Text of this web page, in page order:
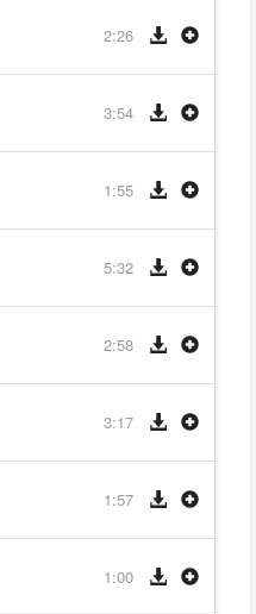
2:26
3:54
1:55
5:32
2:58
3:17
1:57
1:00